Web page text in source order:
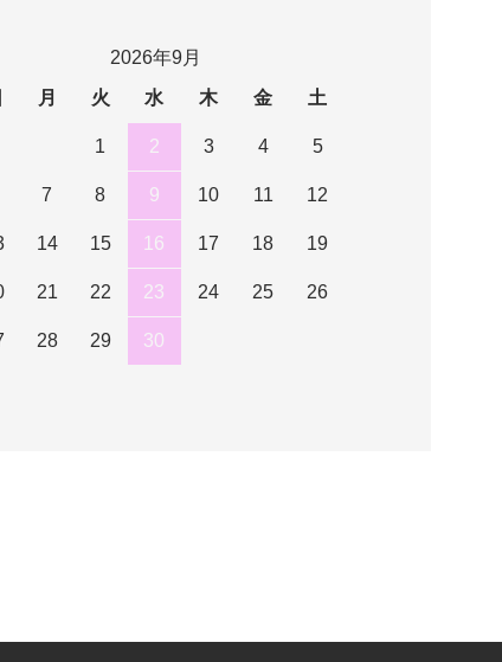
2026年9月
月 火 水 木 金 土
1 2 3 4 5
7 8 9 10 11 12
14 15 16 17 18 19
21 22 23 24 25 26
28 29 30